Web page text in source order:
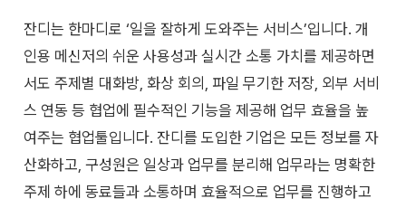
잔디는 한마디로 ‘일을 잘하게 도와주는 서비스’입니다. 개
인용 메신저의 쉬운 사용성과 실시간 소통 가치를 제공하면
서도 주제별 대화방, 화상 회의, 파일 무기한 저장, 외부 서비
스 연동 등 협업에 필수적인 기능을 제공해 업무 효율을 높
여주는 협업툴입니다. 잔디를 도입한 기업은 모든 정보를 자
산화하고, 구성원은 일상과 업무를 분리해 업무라는 명확한
주제 하에 동료들과 소통하며 효율적으로 업무를 진행하고